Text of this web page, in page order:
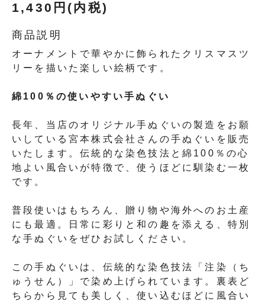
1,430円(内税)
商品説明
オーナメントで華やかに飾られたクリスマスツ
リーを描いた楽しい絵柄です。
綿100％の使いやすい手ぬぐい
長年、当店のオリジナル手ぬぐいの製造をお願
いしている宮本株式会社さんの手ぬぐいを販売
いたします。伝統的な染色技法と綿100％の心
地よい風合いが特徴で、使うほどに馴染む一枚
です。
普段使いはもちろん、贈り物や海外へのお土産
にも最適。日常に彩りと和の趣を添える、特別
な手ぬぐいをぜひお試しください。
この手ぬぐいは、伝統的な染色技法「注染（ち
ゅうせん）」で染め上げられています。裏表ど
ちらから見ても美しく、使い込むほどに風合い